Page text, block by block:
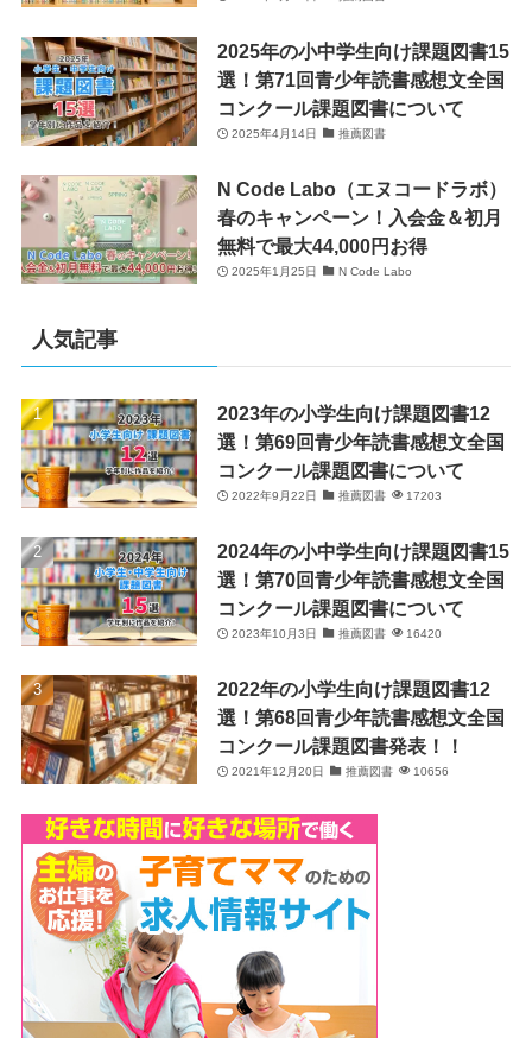
2025年の小中学生向け課題図書15
選！第71回青少年読書感想文全国
コンクール課題図書について
2025年4月14日 推薦図書
N Code Labo（エヌコードラボ）
春のキャンペーン！入会金＆初月
無料で最大44,000円お得
2025年1月25日 N Code Labo
人気記事
2023年の小学生向け課題図書12
選！第69回青少年読書感想文全国
コンクール課題図書について
2022年9月22日 推薦図書 17203
2024年の小中学生向け課題図書15
選！第70回青少年読書感想文全国
コンクール課題図書について
2023年10月3日 推薦図書 16420
2022年の小学生向け課題図書12
選！第68回青少年読書感想文全国
コンクール課題図書発表！！
2021年12月20日 推薦図書 10656